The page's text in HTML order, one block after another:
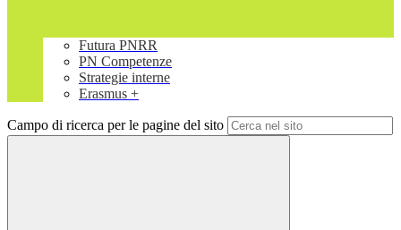
Futura PNRR
PN Competenze
Strategie interne
Erasmus +
Campo di ricerca per le pagine del sito